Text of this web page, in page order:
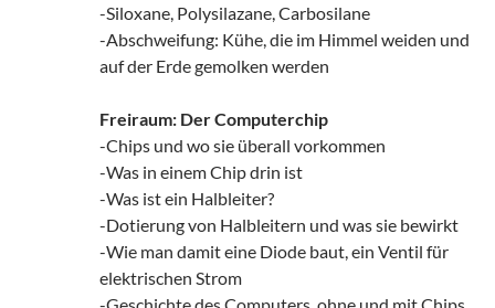
-Siloxane, Polysilazane, Carbosilane
-Abschweifung: Kühe, die im Himmel weiden und
auf der Erde gemolken werden
Freiraum: Der Computerchip
-Chips und wo sie überall vorkommen
-Was in einem Chip drin ist
-Was ist ein Halbleiter?
-Dotierung von Halbleitern und was sie bewirkt
-Wie man damit eine Diode baut, ein Ventil für
elektrischen Strom